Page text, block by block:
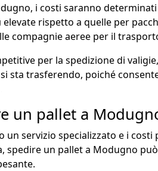
i costi saranno
rispetto a quelle per
compagnie aeree per il
per la spedizione di
sta trasferendo, poiché
un pallet a
un servizio specializzato e i
spedire un pallet a Modugno